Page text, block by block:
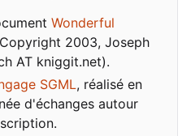
Wonderful
2003, Joseph
AT kniggit.net).
SGML, réalisé en
d'échanges autour